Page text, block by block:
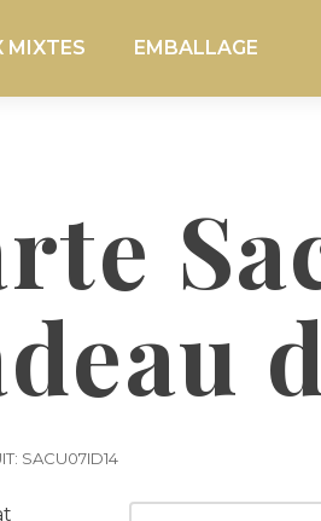
MIXTES EMBALLAGE
SACU07ID14